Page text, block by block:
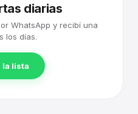
diarias
WhatsApp y recibí una
los días.
la lista